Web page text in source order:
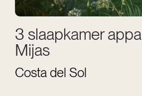
3 slaapkamer
Mijas
Costa del Sol